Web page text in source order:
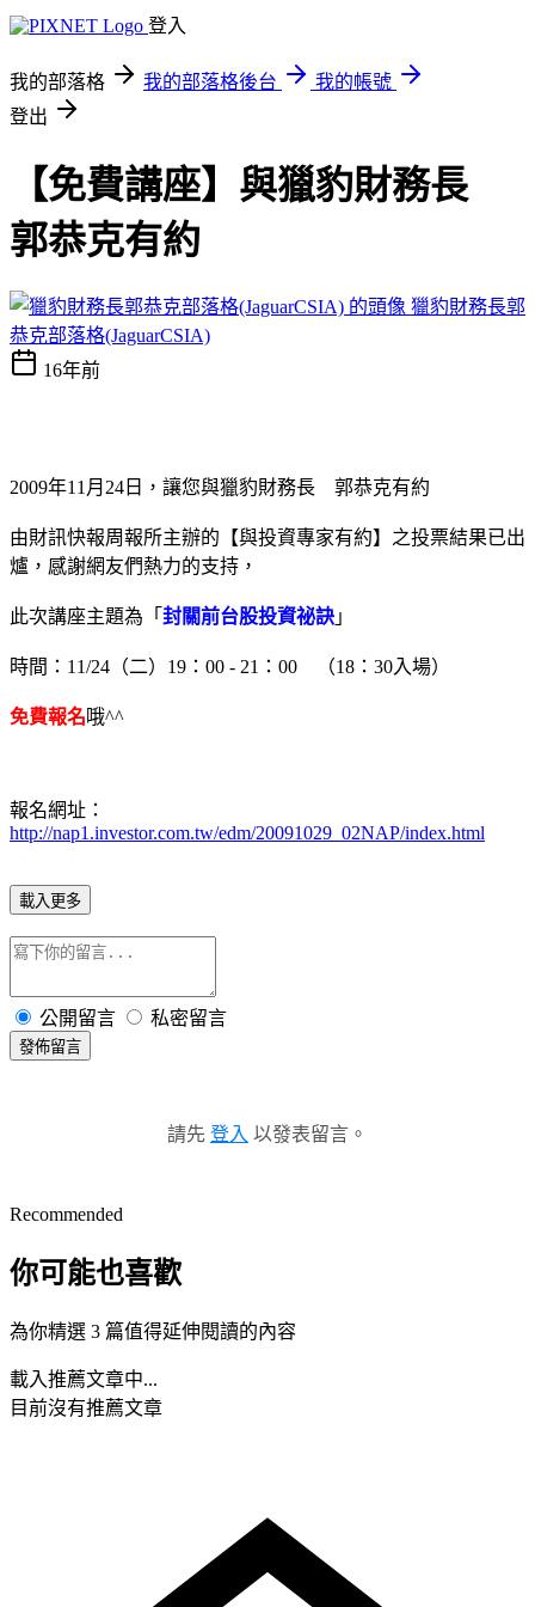
登入
我的部落格 我的部落格後台
我的帳號
登出
【免費講座】與獵豹財務長
郭恭克有約
獵豹財務長郭
恭克部落格(JaguarCSIA)
16年前
2009年11月24日，讓您與獵豹財務長 郭恭克有約
由財訊快報周報所主辦的【與投資專家有約】之投票結果已出
爐，感謝網友們熱力的支持，
此次講座主題為「 封關前台股投資祕訣 」
時間：11/24（二）19：00 - 21：00 （18：30入場）
免費報名哦^^
報名網址：
http://nap1.investor.com.tw/edm/20091029_02NAP/index.html
載入更多
公開留言 私密留言
發佈留言
請先 登入 以發表留言。
Recommended
你可能也喜歡
為你精選 3 篇值得延伸閱讀的內容
載入推薦文章中...
目前沒有推薦文章